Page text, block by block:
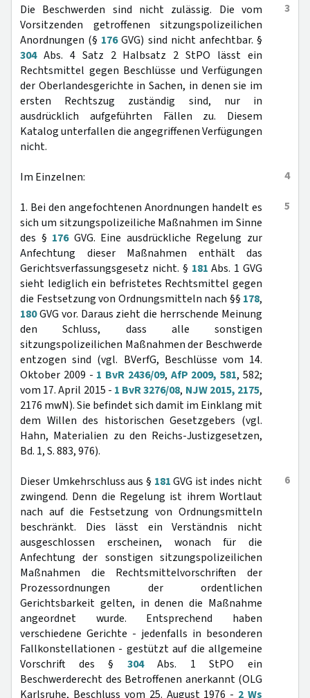
3
Die Beschwerden sind nicht zulässig. Die vom
Vorsitzenden getroffenen sitzungspolizeilichen
Anordnungen (§ 176GVG) sind nicht anfechtbar. §
304Abs. 4 Satz 2 Halbsatz 2 StPO lässt ein
Rechtsmittel gegen Beschlüsse und Verfügungen
der Oberlandesgerichte in Sachen, in denen sie im
ersten Rechtszug zuständig sind, nur in
ausdrücklich aufgeführten Fällen zu. Diesem
Katalog unterfallen die angegriffenen Verfügungen
nicht.
4
Im Einzelnen:
5
1. Bei den angefochtenen Anordnungen handelt es
sich um sitzungspolizeiliche Maßnahmen im Sinne
des § 176GVG. Eine ausdrückliche Regelung zur
Anfechtung dieser Maßnahmen enthält das
Gerichtsverfassungsgesetz nicht. § 181 Abs. 1 GVG
sieht lediglich ein befristetes Rechtsmittel gegen
die Festsetzung von Ordnungsmitteln nach §§ 178,
180GVG vor. Daraus zieht die herrschende Meinung
den Schluss, dass alle sonstigen
sitzungspolizeilichen Maßnahmen der Beschwerde
entzogen sind (vgl. BVerfG, Beschlüsse vom 14.
Oktober 2009 - 1 BvR 2436/09, AfP 2009, 581, 582;
vom 17. April 2015 - 1 BvR 3276/08, NJW 2015, 2175,
2176 mwN). Sie befindet sich damit im Einklang mit
dem Willen des historischen Gesetzgebers (vgl.
Hahn, Materialien zu den Reichs-Justizgesetzen,
Bd. 1, S. 883, 976).
6
Dieser Umkehrschluss aus § 181GVG ist indes nicht
zwingend. Denn die Regelung ist ihrem Wortlaut
nach auf die Festsetzung von Ordnungsmitteln
beschränkt. Dies lässt ein Verständnis nicht
ausgeschlossen erscheinen, wonach für die
Anfechtung der sonstigen sitzungspolizeilichen
Maßnahmen die Rechtsmittelvorschriften der
Prozessordnungen der ordentlichen
Gerichtsbarkeit gelten, in denen die Maßnahme
angeordnet wurde. Entsprechend haben
verschiedene Gerichte - jedenfalls in besonderen
Fallkonstellationen - gestützt auf die allgemeine
Vorschrift des § 304Abs. 1 StPO ein
Beschwerderecht des Betroffenen anerkannt (OLG
Karlsruhe, Beschluss vom 25. August 1976 - 2 Ws